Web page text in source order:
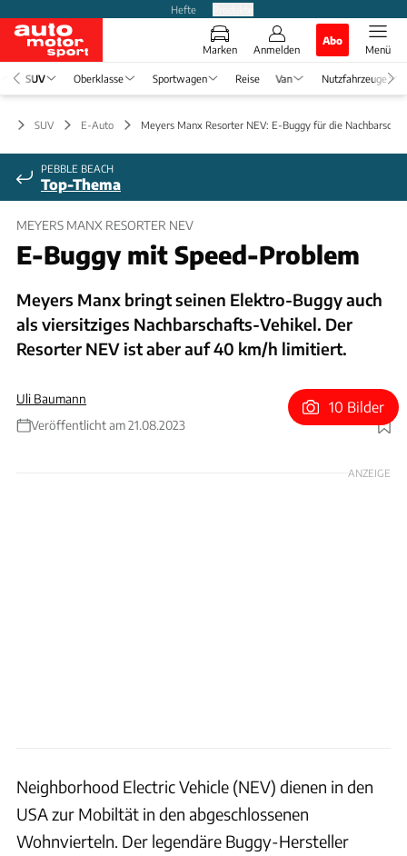
Hefte
Marken Anmelden
Abo
Menü
SUV Oberklasse Sportwagen Reise Van Nutzfahrzeuge
SUV E-Auto Meyers Manx Resorter NEV: E-Buggy für die
PEBBLE BEACH
Top-Thema
MEYERS MANX RESORTER NEV
E-Buggy mit Speed-Problem
Meyers Manx bringt seinen Elektro-Buggy auch
als viersitziges Nachbarschafts-Vehikel. Der
Resorter NEV ist aber auf 40 km/h limitiert.
Uli Baumann
Veröffentlicht am 21.08.2023
Foto: Meyers Manx/Michael Potiker
10 Bilder
ANZEIGE
Neighborhood Electric Vehicle (NEV) dienen in den
USA zur Mobiltät in den abgeschlossenen
Wohnvierteln. Der legendäre Buggy-Hersteller